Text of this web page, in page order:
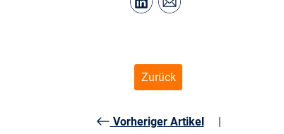
Zurück
Vorheriger Artikel |